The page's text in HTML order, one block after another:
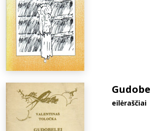
eilėraščiai